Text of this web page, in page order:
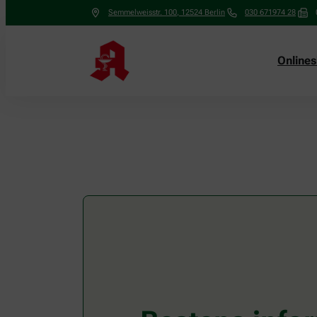
Semmelweisstr. 100, 12524 Berlin 030 671974 28